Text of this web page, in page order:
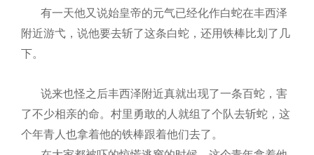
有一天他又说始皇帝的元气已经化作白蛇在丰西泽
附近游弋，说他要去斩了这条白蛇，还用铁棒比划了几
下。
说来也怪之后丰西泽附近真就出现了一条百蛇，害
了不少相亲的命。村里勇敢的人就组了个队去斩蛇，这
个年青人也拿着他的铁棒跟着他们去了。